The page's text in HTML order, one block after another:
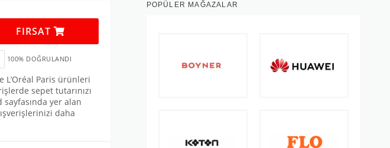
FIRSAT
100% DOĞRULANDI
L’Oréal Paris ürünleri
sepet tutarınızı
yer alan
daha
POPÜLER MAĞAZALAR